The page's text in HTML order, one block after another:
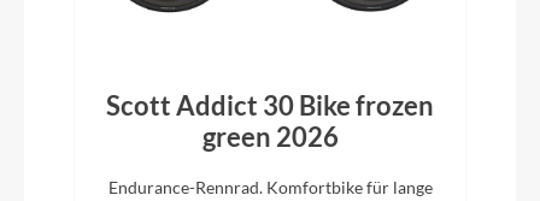
Scott Addict 30 Bike frozen
green 2026
Endurance-Rennrad. Komfortbike für lange